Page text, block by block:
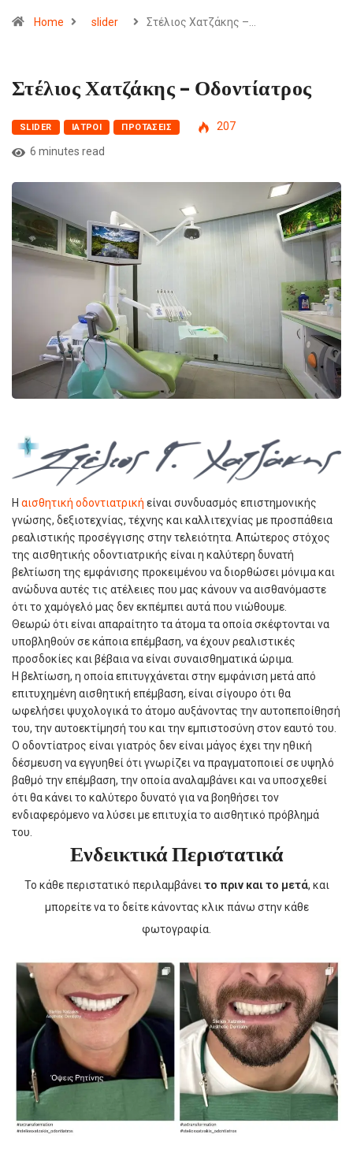
Home slider Στέλιος Χατζάκης –…
Στέλιος Χατζάκης – Οδοντίατρος
SLIDER ΙΑΤΡΟΊ ΠΡΟΤΆΣΕΙΣ
207
6 minutes read
Η αισθητική οδοντιατρική είναι συνδυασμός επιστημονικής
γνώσης, δεξιοτεχνίας, τέχνης και καλλιτεχνίας με προσπάθεια
ρεαλιστικής προσέγγισης στην τελειότητα. Απώτερος στόχος
της αισθητικής οδοντιατρικής είναι η καλύτερη δυνατή
βελτίωση της εμφάνισης προκειμένου να διορθώσει μόνιμα και
ανώδυνα αυτές τις ατέλειες που μας κάνουν να αισθανόμαστε
ότι το χαμόγελό μας δεν εκπέμπει αυτά που νιώθουμε.
Θεωρώ ότι είναι απαραίτητο τα άτομα τα οποία σκέφτονται να
υποβληθούν σε κάποια επέμβαση, να έχουν ρεαλιστικές
προσδοκίες και βέβαια να είναι συναισθηματικά ώριμα.
Η βελτίωση, η οποία επιτυγχάνεται στην εμφάνιση μετά από
επιτυχημένη αισθητική επέμβαση, είναι σίγουρο ότι θα
ωφελήσει ψυχολογικά το άτομο αυξάνοντας την αυτοπεποίθησή
του, την αυτοεκτίμησή του και την εμπιστοσύνη στον εαυτό του.
Ο οδοντίατρος είναι γιατρός δεν είναι μάγος έχει την ηθική
δέσμευση να εγγυηθεί ότι γνωρίζει να πραγματοποιεί σε υψηλό
βαθμό την επέμβαση, την οποία αναλαμβάνει και να υποσχεθεί
ότι θα κάνει το καλύτερο δυνατό για να βοηθήσει τον
ενδιαφερόμενο να λύσει με επιτυχία το αισθητικό πρόβλημά
του.
Ενδεικτικά Περιστατικά
Το κάθε περιστατικό περιλαμβάνει το πριν και το μετά, και
μπορείτε να το δείτε κάνοντας κλικ πάνω στην κάθε
φωτογραφία.